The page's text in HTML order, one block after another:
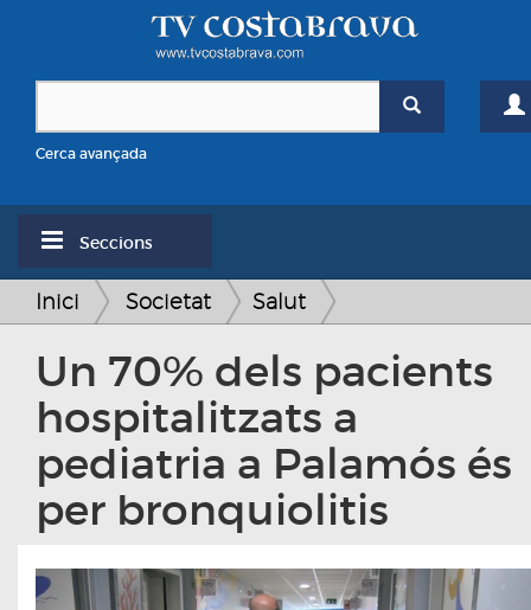
Cerca avançada
Seccions
Inici Societat Salut
Un 70% dels pacients
hospitalitzats a
pediatria a Palamós és
per bronquiolitis